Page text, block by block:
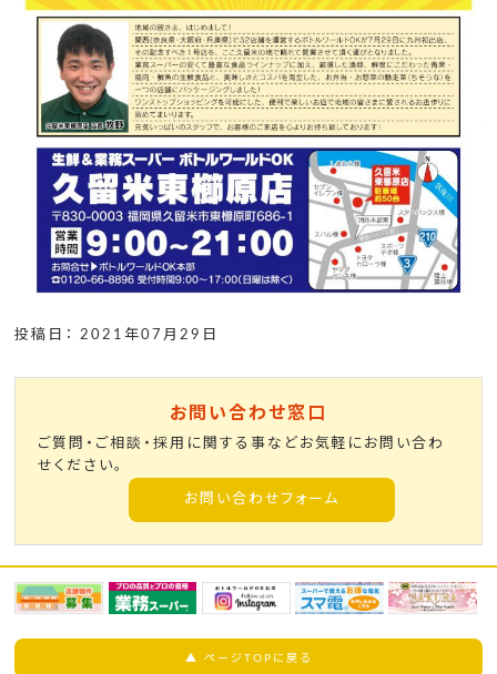
投稿日： 2021年07月29日
お問い合わせ窓口
ご質問・ご相談・採用に関する事などお気軽にお問い合わ
せください。
お問い合わせフォーム
▲ ページTOPに戻る